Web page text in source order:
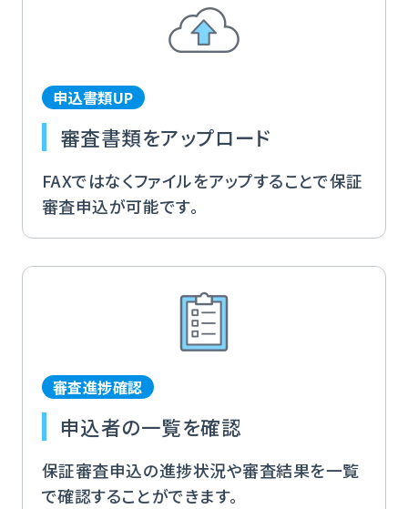
申込書類UP
審査書類をアップロード
FAXではなくファイルをアップすることで保証
審査申込が可能です。
審査進捗確認
申込者の一覧を確認
保証審査申込の進捗状況や審査結果を一覧
で確認することができます。